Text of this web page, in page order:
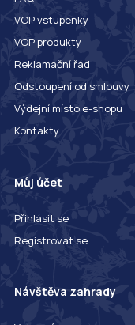
VOP vstupenky
VOP produkty
Reklamační řád
Odstoupení od smlouvy
Výdejní místo e-shopu
Kontakty
Můj účet
Přihlásit se
Registrovat se
Návštěva zahrady